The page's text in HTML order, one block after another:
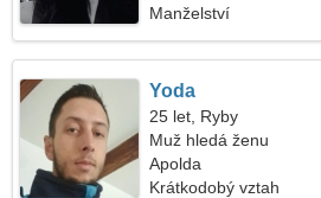
Manželství
Yoda
25 let, Ryby
Muž hledá ženu
Apolda
Krátkodobý vztah